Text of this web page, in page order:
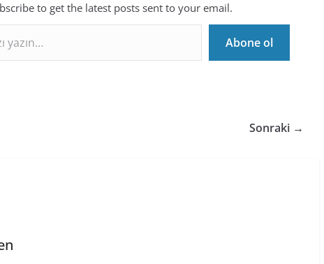
to get the latest posts sent to your email.
Abone ol
Sonraki →